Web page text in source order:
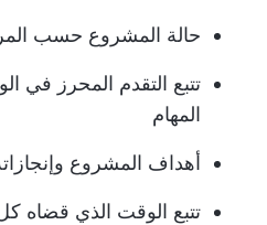
حالة المشروع حسب
تتبع التقدم المحرز في
المهام
أهداف المشروع
تتبع الوقت الذي قضاه